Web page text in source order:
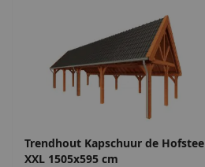
Trendhout Kapschuur de Hofstee
XXL 1505x595 cm